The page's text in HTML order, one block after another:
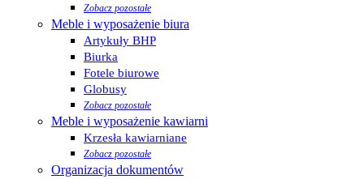
Zobacz pozostałe
Meble i wyposażenie biura
Artykuły BHP
Biurka
Fotele biurowe
Globusy
Zobacz pozostałe
Meble i wyposażenie kawiarni
Krzesła kawiarniane
Zobacz pozostałe
Organizacja dokumentów